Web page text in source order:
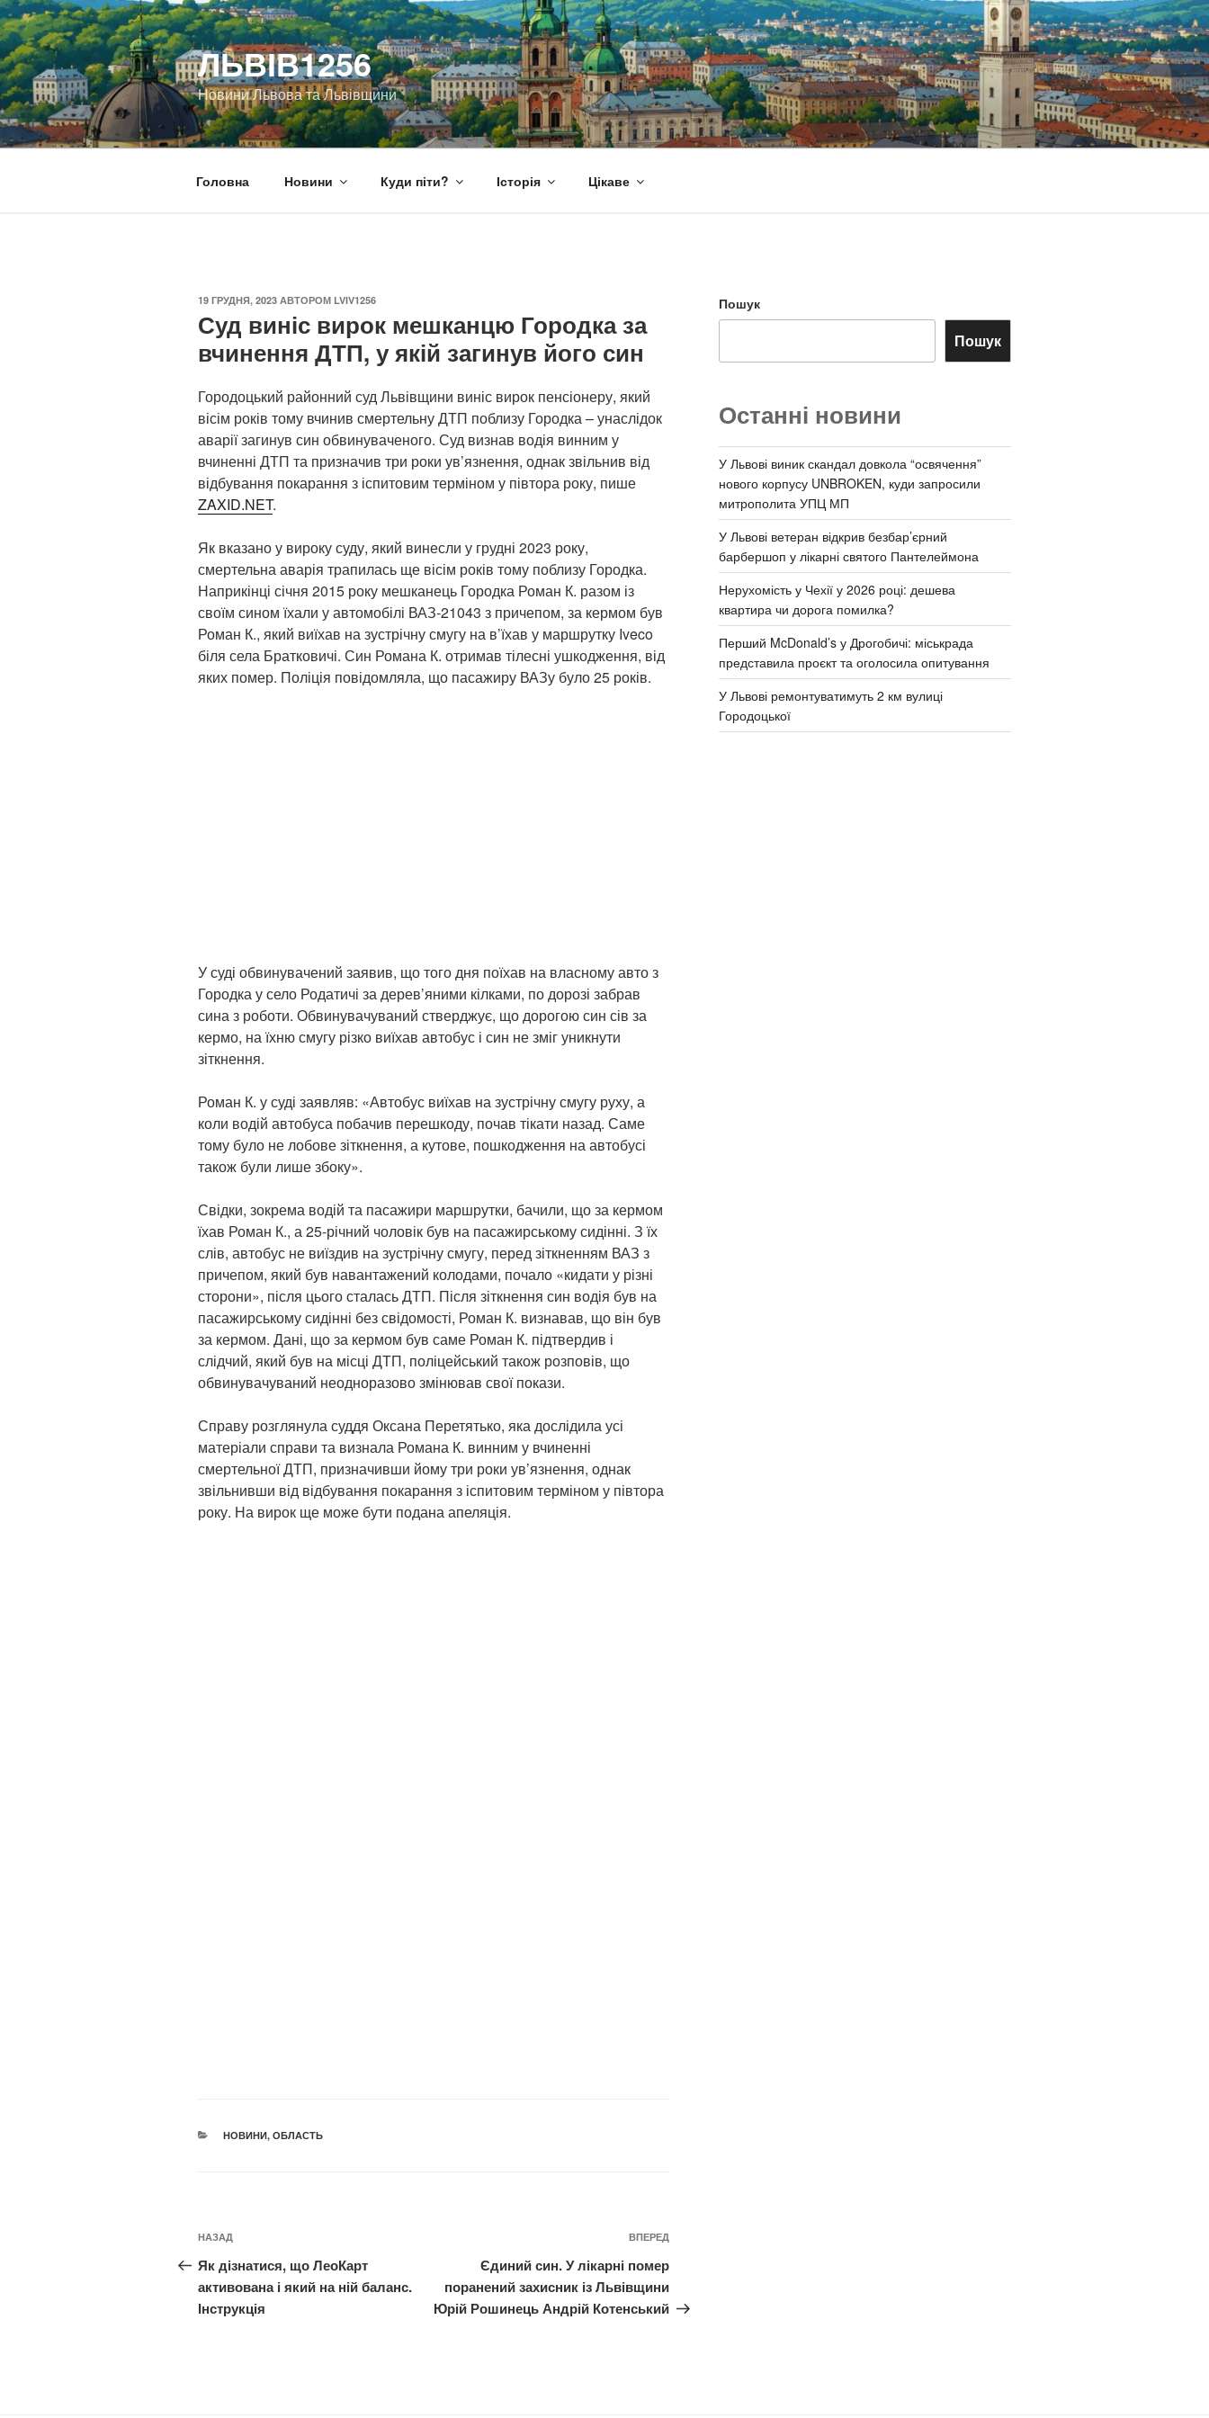
Перейти
до
вмісту
ЛЬВІВ1256
Новини Львова та Львівщини
Головна Новини Куди піти? Історія Цікаве
ОПУБЛІКОВАНО
19 ГРУДНЯ, 2023 АВТОРОМ LVIV1256
Суд виніс вирок мешканцю Городка за
вчинення ДТП, у якій загинув його син
Городоцький районний суд Львівщини виніс вирок пенсіонеру, який
вісім років тому вчинив смертельну ДТП поблизу Городка – унаслідок
аварії загинув син обвинуваченого. Суд визнав водія винним у
вчиненні ДТП та призначив три роки ув’язнення, однак звільнив від
відбування покарання з іспитовим терміном у півтора року, пише
ZAXID.NET.
Як вказано у вироку суду, який винесли у грудні 2023 року,
смертельна аварія трапилась ще вісім років тому поблизу Городка.
Наприкінці січня 2015 року мешканець Городка Роман К. разом із
своїм сином їхали у автомобілі ВАЗ-21043 з причепом, за кермом був
Роман К., який виїхав на зустрічну смугу на в’їхав у маршрутку Iveco
біля села Братковичі. Син Романа К. отримав тілесні ушкодження, від
яких помер. Поліція повідомляла, що пасажиру ВАЗу було 25 років.
У суді обвинувачений заявив, що того дня поїхав на власному авто з
Городка у село Родатичі за дерев’яними кілками, по дорозі забрав
сина з роботи. Обвинувачуваний стверджує, що дорогою син сів за
кермо, на їхню смугу різко виїхав автобус і син не зміг уникнути
зіткнення.
Роман К. у суді заявляв: «Автобус виїхав на зустрічну смугу руху, а
коли водій автобуса побачив перешкоду, почав тікати назад. Саме
тому було не лобове зіткнення, а кутове, пошкодження на автобусі
також були лише збоку».
Свідки, зокрема водій та пасажири маршрутки, бачили, що за кермом
їхав Роман К., а 25-річний чоловік був на пасажирському сидінні. З їх
слів, автобус не виїздив на зустрічну смугу, перед зіткненням ВАЗ з
причепом, який був навантажений колодами, почало «кидати у різні
сторони», після цього сталась ДТП. Після зіткнення син водія був на
пасажирському сидінні без свідомості, Роман К. визнавав, що він був
за кермом. Дані, що за кермом був саме Роман К. підтвердив і
слідчий, який був на місці ДТП, поліцейський також розповів, що
обвинувачуваний неодноразово змінював свої покази.
Справу розглянула суддя Оксана Перетятько, яка дослідила усі
матеріали справи та визнала Романа К. винним у вчиненні
смертельної ДТП, призначивши йому три роки ув’язнення, однак
звільнивши від відбування покарання з іспитовим терміном у півтора
року. На вирок ще може бути подана апеляція.
КАТЕГОРІЇ
НОВИНИ, ОБЛАСТЬ
Навігація
записів
Попередній
запис:
НАЗАД
Як дізнатися, що ЛеоКарт
активована і який на ній баланс.
Інструкція
Наступний
запис
ВПЕРЕД
Єдиний син. У лікарні помер
поранений захисник із Львівщини
Юрій Рошинець Андрій Котенський
Пошук
Пошук
Останні новини
У Львові виник скандал довкола “освячення”
нового корпусу UNBROKEN, куди запросили
митрополита УПЦ МП
У Львові ветеран відкрив безбар’єрний
барбершоп у лікарні святого Пантелеймона
Нерухомість у Чехії у 2026 році: дешева
квартира чи дорога помилка?
Перший McDonald’s у Дрогобичі: міськрада
представила проєкт та оголосила опитування
У Львові ремонтуватимуть 2 км вулиці
Городоцької